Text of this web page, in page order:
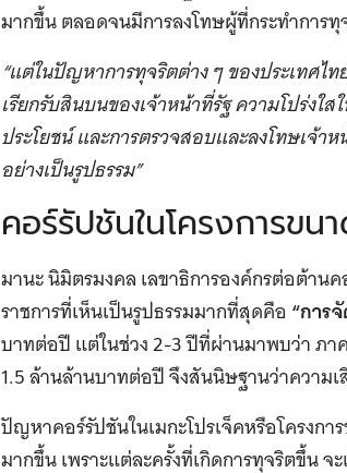
มากขึ้น ตลอดจนมีการลงโทษผู้ที่กระทำการทุ
“แต่ในปัญหาการทุจริตต่าง ๆ ของประเทศไ
เรียกรับสินบนของเจ้าหน้าที่รัฐ ความโปร่งใ
ประโยชน์ และการตรวจสอบและลงโทษเจ้า
อย่างเป็นรูปธรรม”
คอร์รัปชันในโครงการข
มานะ นิมิตรมงคล เลขาธิการองค์กรต่อต้าน
ราชการที่เห็นเป็นรูปธรรมมากที่สุดคือ “การ
บาทต่อปี แต่ในช่วง 2-3 ปีที่ผ่านมาพบว่า ภา
1.5 ล้านล้านบาทต่อปี จึงสันนิษฐานว่าความ
ปัญหาคอร์รัปชันในเมกะโปรเจ็คหรือโครงก
มากขึ้น เพราะแต่ละครั้งที่เกิดการทุจริตขึ้น